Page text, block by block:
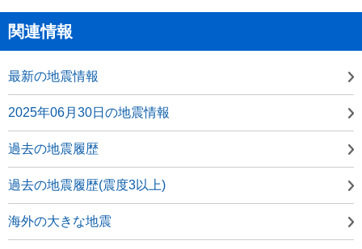
関連情報
最新の地震情報
2025年06月30日の地震情報
過去の地震履歴
過去の地震履歴(震度3以上)
海外の大きな地震